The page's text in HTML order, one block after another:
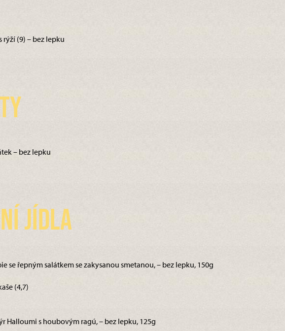
rýží (9) – bez lepku
– bez lepku
jídla
se řepným salátkem se zakysanou smetanou, – bez lepku, 150g
(4,7)
Halloumi s houbovým ragú, – bez lepku, 125g